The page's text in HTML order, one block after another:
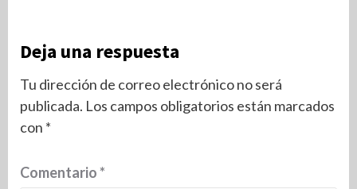
Deja una respuesta
Tu dirección de correo electrónico no será
publicada. Los campos obligatorios están marcados
con *
Comentario*